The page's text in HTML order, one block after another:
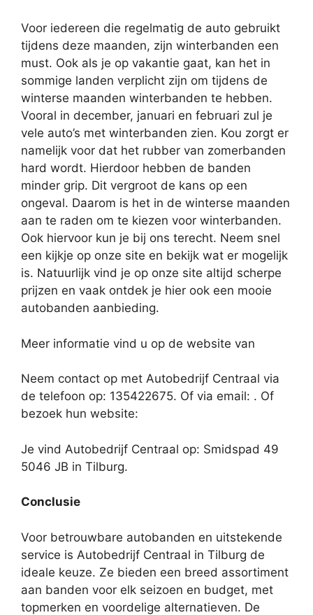
Voor iedereen die regelmatig de auto gebruikt
tijdens deze maanden, zijn winterbanden een
must. Ook als je op vakantie gaat, kan het in
sommige landen verplicht zijn om tijdens de
winterse maanden winterbanden te hebben.
Vooral in december, januari en februari zul je
vele auto’s met winterbanden zien. Kou zorgt er
namelijk voor dat het rubber van zomerbanden
hard wordt. Hierdoor hebben de banden
minder grip. Dit vergroot de kans op een
ongeval. Daarom is het in de winterse maanden
aan te raden om te kiezen voor winterbanden.
Ook hiervoor kun je bij ons terecht. Neem snel
een kijkje op onze site en bekijk wat er mogelijk
is. Natuurlijk vind je op onze site altijd scherpe
prijzen en vaak ontdek je hier ook een mooie
autobanden aanbieding.
Meer informatie vind u op de website van
Neem contact op met Autobedrijf Centraal via
de telefoon op: 135422675. Of via email: . Of
bezoek hun website:
Je vind Autobedrijf Centraal op: Smidspad 49
5046 JB in Tilburg.
Conclusie
Voor betrouwbare autobanden en uitstekende
service is Autobedrijf Centraal in Tilburg de
ideale keuze. Ze bieden een breed assortiment
aan banden voor elk seizoen en budget, met
topmerken en voordelige alternatieven. De